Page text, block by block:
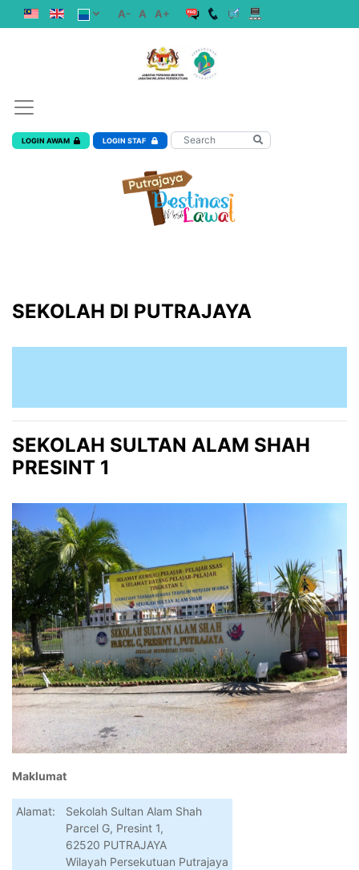
A- A A+
LOGIN AWAM LOGIN STAF
SEKOLAH DI PUTRAJAYA
SEKOLAH SULTAN ALAM SHAH
PRESINT 1
Maklumat
Alamat:
Sekolah Sultan Alam Shah
Parcel G, Presint 1,
62520 PUTRAJAYA
Wilayah Persekutuan Putrajaya